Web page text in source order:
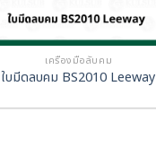
เครื่องมือลับคม
ใบมีดลบคม BS2010 Leeway